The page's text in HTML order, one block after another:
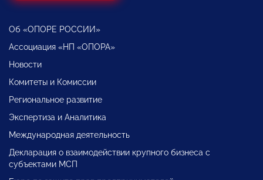
Об «ОПОРЕ РОССИИ»
Ассоциация «НП «ОПОРА»
Новости
Комитеты и Комиссии
Региональное развитие
Экспертиза и Аналитика
Международная деятельность
Декларация о взаимодействии крупного бизнеса с
субъектами МСП